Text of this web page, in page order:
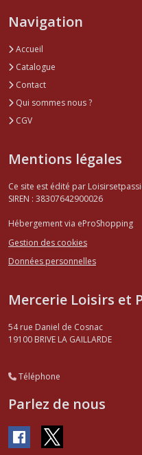
Navigation
Accueil
Catalogue
Contact
Qui sommes nous ?
CGV
Mentions légales
Ce site est édité par
SIREN : 38307642900026
Hébergement via eProShopping
Gestion des cookies
Données personnelles
Mercerie Loisirs et
54 rue Daniel de Cosnac
19100 BRIVE LA GAILLARDE
Téléphone
Parlez de nous